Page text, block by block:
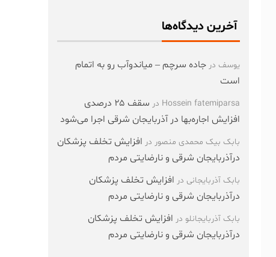
آخرین دیدگاه‌ها
یوسف درجاده سرچم – میاندوآب رو به اتمام
است
Hossein fatemiparsa در
سقف ۲۵ درصدی
افزایش اجاره‌بها در آذربایجان شرقی اجرا می‌شود
بابک بیک محمدی منصور در افزایش تخلف پزشکان
درآذربایجان شرقی و نارضایتی مردم
بابک آذربایجانی در افزایش تخلف پزشکان
درآذربایجان شرقی و نارضایتی مردم
بابک آذربایجانلو در افزایش تخلف پزشکان
درآذربایجان شرقی و نارضایتی مردم